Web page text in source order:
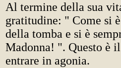
Al termine della sua
gratitudine: " Come si
della tomba e si è
Madonna! ". Questo è
entrare in agonia.